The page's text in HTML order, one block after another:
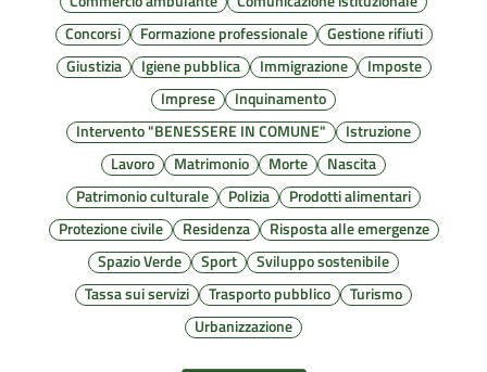
Concorsi
Formazione professionale
Gestione rifiuti
Giustizia
Igiene pubblica Immigrazione
Imposte
Imprese
Inquinamento
Intervento "BENESSERE IN COMUNE"
Istruzione
Lavoro
Matrimonio Morte
Nascita
Patrimonio culturale
Polizia
Prodotti alimentari
Protezione civile
Residenza
Risposta alle emergenze
Spazio Verde
Sport
Sviluppo sostenibile
Tassa sui servizi
Trasporto pubblico
Turismo
Urbanizzazione